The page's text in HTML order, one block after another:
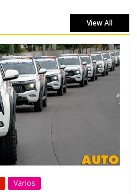
View All
Varios